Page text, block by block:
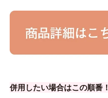
併用したい場合はこの順番！